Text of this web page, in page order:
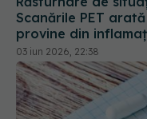
Scanările PET
provine din
03 iun 2026, 22:38